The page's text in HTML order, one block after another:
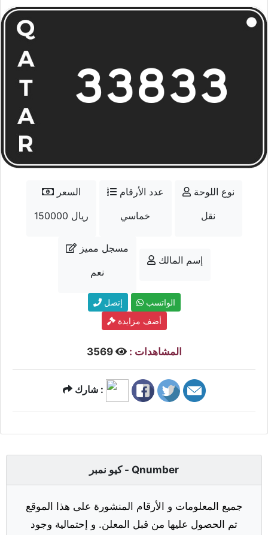
السعر
150000 ريال
عدد الأرقام
خماسي
نوع اللوحة
نقل
مسجل مميز
نعم
إسم المالك
إتصل
الواتسب
أضف مزايدة
المشاهدات : 3569
شارك :
كيو نمبر - Qnumber
جميع المعلومات و الأرقام المنشورة على هذا الموقع
تم الحصول عليها من قبل المعلن. و إحتمالية وجود